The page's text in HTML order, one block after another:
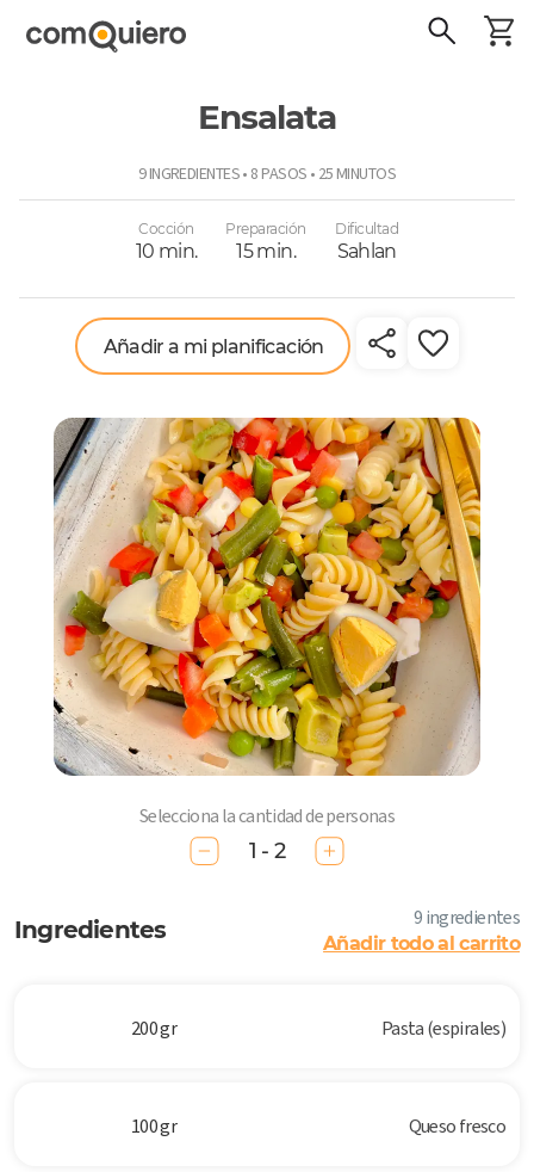
Ensalata
9 INGREDIENTES • 8 PASOS • 25 MINUTOS
Cocción
10 min.
Preparación
15 min.
Dificultad
Sahlan
Añadir a mi planificación
Selecciona la cantidad de personas
1 - 2
Ingredientes 9 ingredientes
Añadir todo al carrito
200 gr Pasta (espirales)
100 gr Queso fresco